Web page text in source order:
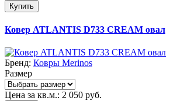
Купить
Ковер ATLANTIS D733 CREAM овал
Бренд: Ковры Merinos
Размер
Цена за кв.м.: 2 050 руб.